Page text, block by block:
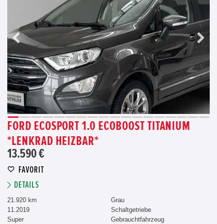
FORD ECOSPORT 1.0 ECOBOOST TITANIUM
*LENKRAD HEIZBAR*
13.590 €
FAVORIT
DETAILS
21.920 km
11.2019
Super
Grau
Schaltgetriebe
Gebrauchtfahrzeug